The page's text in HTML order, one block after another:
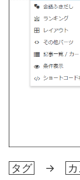
タグ →